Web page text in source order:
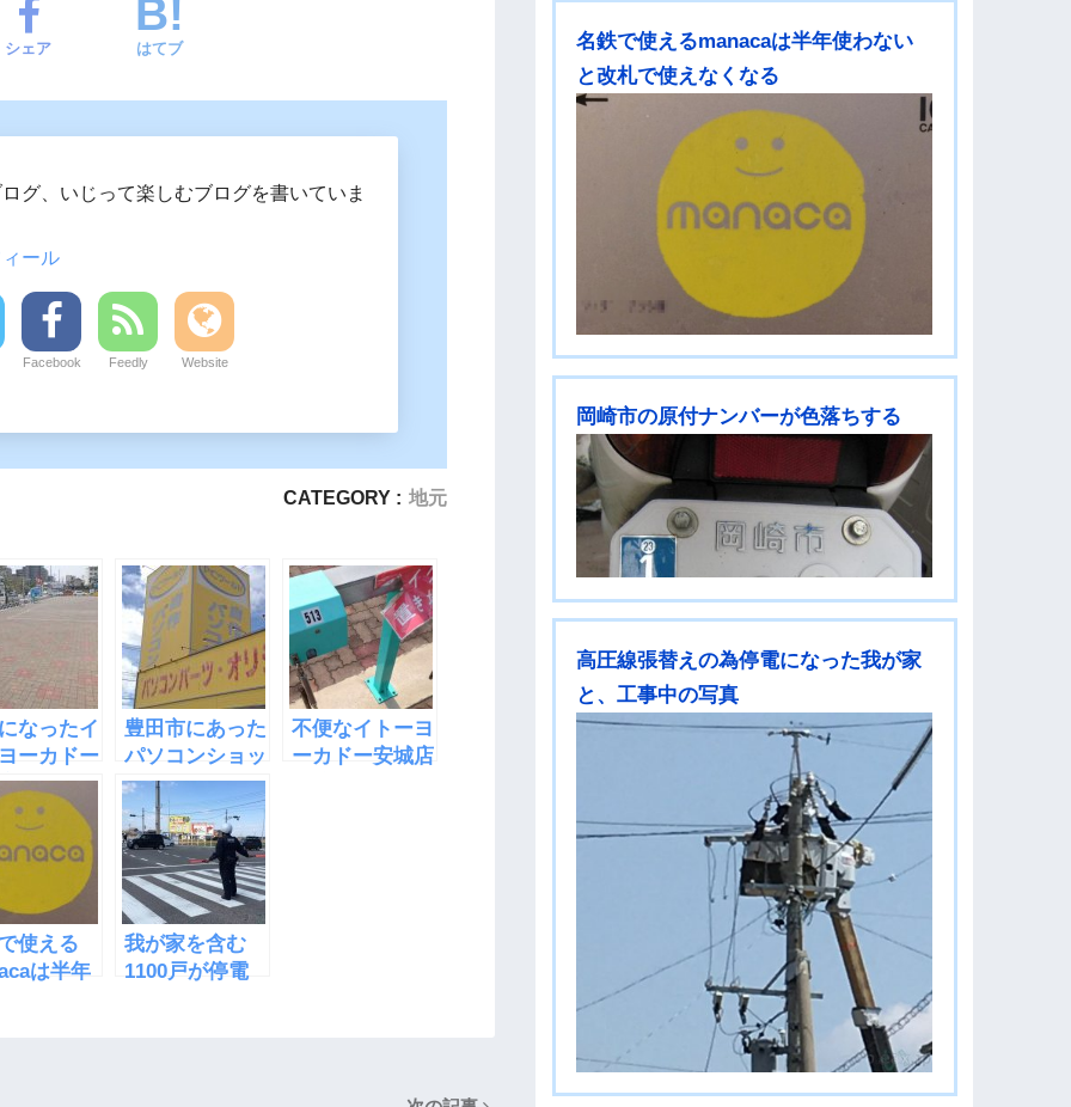
シェア はてブ
グ、いじって楽しむブログを書いていま
ール
Facebook Feedly Website
CATEGORY : 地元
なったイ
ヨーカドー
豊田市にあった
パソコンショッ
プPCワールド
豊田店
不便なイトーヨ
ーカドー安城店
使える
は半年
我が家を含む
1100戸が停電
名鉄で使えるmanacaは半年使わない
と改札で使えなくなる
岡崎市の原付ナンバーが色落ちする
高圧線張替えの為停電になった我が家
と、工事中の写真